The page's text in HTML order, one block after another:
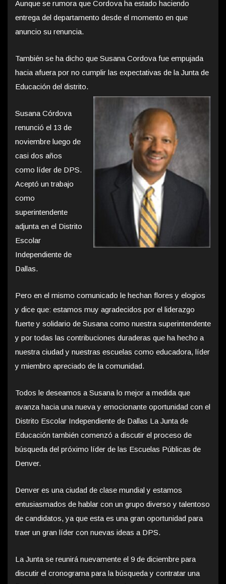
Aunque se rumora que Cordova ha estado haciendo
entrega del departamento desde el momento en que
anuncio su renuncia.
También se ha dicho que Susana Cordova fue empujada
hacia afuera por no cumplir las expectativas de la Junta de
Educación del distrito.
Susana Córdova
renunció el 13 de
noviembre luego de
casi dos años
como líder de DPS.
Aceptó un trabajo
como
superintendente
adjunta en el Distrito
Escolar
Independiente de
Dallas.
Pero en el mismo comunicado le hechan flores y elogios
y dice que: estamos muy agradecidos por el liderazgo
fuerte y solidario de Susana como nuestra superintendente
y por todas las contribuciones duraderas que ha hecho a
nuestra ciudad y nuestras escuelas como educadora, líder
y miembro apreciado de la comunidad.
Todos le deseamos a Susana lo mejor a medida que
avanza hacia una nueva y emocionante oportunidad con el
Distrito Escolar Independiente de Dallas La Junta de
Educación también comenzó a discutir el proceso de
búsqueda del próximo líder de las Escuelas Públicas de
Denver.
Denver es una ciudad de clase mundial y estamos
entusiasmados de hablar con un grupo diverso y talentoso
de candidatos, ya que esta es una gran oportunidad para
traer un gran líder con nuevas ideas a DPS.
La Junta se reunirá nuevamente el 9 de diciembre para
discutir el cronograma para la búsqueda y contratar una